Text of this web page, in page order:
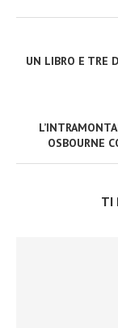
UN LIBRO E TRE
OSBOURNE
TI